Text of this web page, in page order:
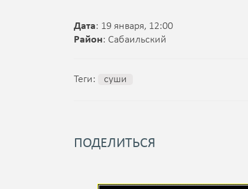
Дата: 19 января, 12:00
Район: Сабаильский
Теги: суши
ПОДЕЛИТЬСЯ